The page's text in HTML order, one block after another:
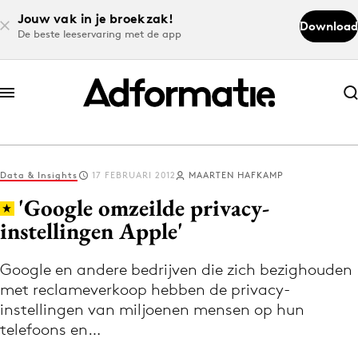
Jouw vak in je broekzak!
De beste leeservaring met de app
Download
Abonneer nu
Abonneer nu
Log in
Download de app
Volg het laatste nieuws via de Adformatie
Nieuws app
Data & Insights 17 FEBRUARI 2012 MAARTEN HAFKAMP
'Google omzeilde privacy-
instellingen Apple'
Google en andere bedrijven die zich bezighouden
met reclameverkoop hebben de privacy-
instellingen van miljoenen mensen op hun
telefoons en…